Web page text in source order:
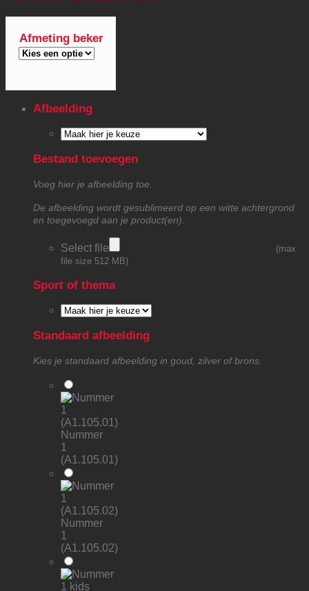
Afmeting beker
Afbeelding
Bestand toevoegen
Voeg hier je afbeelding toe.
De afbeelding wordt gesublimeerd op een witte achtergrond
en toegevoegd aan je product(en).
Select file
(max
file size 512 MB)
Sport of thema
Standaard afbeelding
Kies je standaard afbeelding in goud, zilver of brons.
Nummer
1
(A1.105.01)
Nummer
1
(A1.105.02)